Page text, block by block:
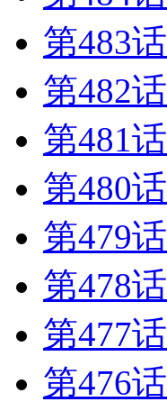
第483话
第482话
第481话
第480话
第479话
第478话
第477话
第476话